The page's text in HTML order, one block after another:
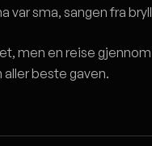
var sma, sangen fra
men en reise
beste gaven.